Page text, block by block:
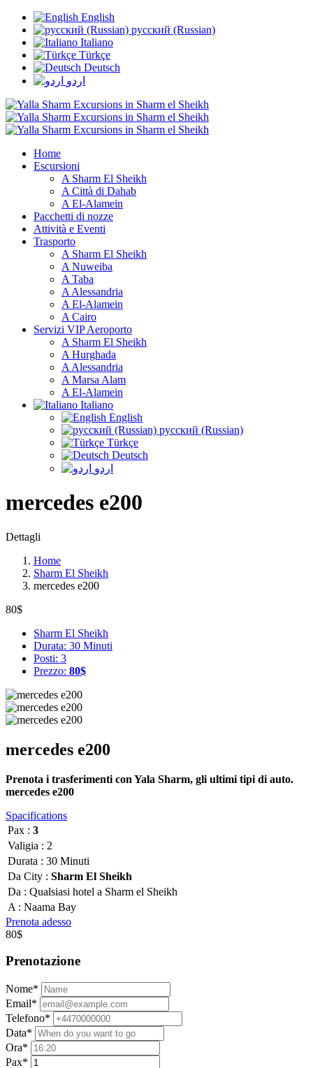
English
русский (Russian)
Italiano
Türkçe
Deutsch
اردو
Home
Escursioni
A Sharm El Sheikh
A Città di Dahab
A El-Alamein
Pacchetti di nozze
Attività e Eventi
Trasporto
A Sharm El Sheikh
A Nuweiba
A Taba
A Alessandria
A El-Alamein
A Cairo
Servizi VIP Aeroporto
A Sharm El Sheikh
A Hurghada
A Alessandria
A Marsa Alam
A El-Alamein
Italiano
English
русский (Russian)
Türkçe
Deutsch
اردو
mercedes e200
Dettagli
Home
Sharm El Sheikh
mercedes e200
80$
Sharm El Sheikh
Durata: 30 Minuti
Posti: 3
Prezzo: 80$
mercedes e200
Prenota i trasferimenti con Yala Sharm, gli ultimi tipi di auto.
mercedes e200
Spacifications
Pax : 3
Valigia : 2
Durata : 30 Minuti
Da City : Sharm El Sheikh
Da : Qualsiasi hotel a Sharm el Sheikh
A : Naama Bay
Prenota adesso
80$
Prenotazione
Nome*
Email*
Telefono*
Data*
Ora*
Pax*